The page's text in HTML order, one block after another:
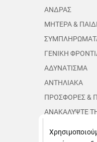
ΑΝΔΡΑΣ
ΜΗΤΕΡΑ & ΠΑΙΔΙ
ΓΕΝΙΚΗ
ΑΔΥΝΑΤΙΣΜΑ
ΑΝΤΗΛΙΑΚΑ
ΠΡΟΣΦΟΡΕΣ &
ΑΝΑΚΑΛΥΨΤΕ